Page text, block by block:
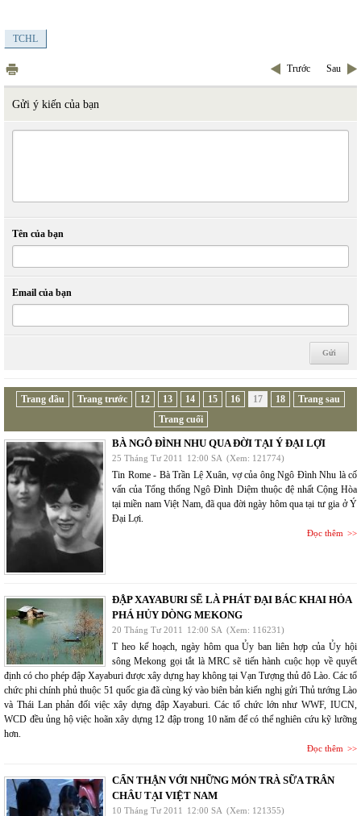
TCHL
Trước Sau
Gửi ý kiến của bạn
Tên của bạn
Email của bạn
Trang đầu Trang trước 12 13 14 15 16 17 18
Trang sau
Trang cuối
BÀ NGÔ ĐÌNH NHU QUA ĐỜI TẠI Ý ĐẠI LỢI
25 Tháng Tư 2011 12:00 SA (Xem: 121774)
Tin Rome - Bà Trần Lệ Xuân, vợ của ông Ngô Đình Nhu là cố
vấn của Tổng thống Ngô Đình Diệm thuộc đệ nhất Cộng Hòa
tại miền nam Việt Nam, đã qua đời ngày hôm qua tại tư gia ở Ý
Đại Lợi.
Đọc thêm
ĐẬP XAYABURI SẼ LÀ PHÁT ĐẠI BÁC KHAI HỎA
PHÁ HỦY DÒNG MEKONG
20 Tháng Tư 2011 12:00 SA (Xem: 116231)
T heo kế hoạch, ngày hôm qua Ủy ban liên hợp của Ủy hội
sông Mekong gọi tắt là MRC sẽ tiến hành cuộc họp về quyết
định có cho phép đập Xayaburi được xây dựng hay không tại Vạn Tượng thủ đô Lào. Các tổ
chức phi chính phủ thuộc 51 quốc gia đã cùng ký vào biên bản kiến nghị gửi Thủ tướng Lào
và Thái Lan phản đối việc xây dựng đập Xayaburi. Các tổ chức lớn như WWF, IUCN,
WCD đều ủng hộ việc hoãn xây dựng 12 đập trong 10 năm để có thể nghiên cứu kỹ lưỡng
hơn.
Đọc thêm
CẨN THẬN VỚI NHỮNG MÓN TRÀ SỮA TRÂN
CHÂU TẠI VIỆT NAM
10 Tháng Tư 2011 12:00 SA (Xem: 121355)